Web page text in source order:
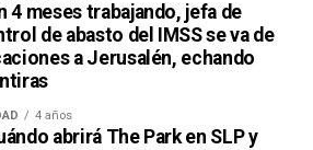
4 meses trabajando, jefa de
de abasto del IMSS se va de
a Jerusalén, echando
4 años
abrirá The Park en SLP y